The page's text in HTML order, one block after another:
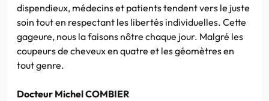
dispendieux, médecins et patients tendent vers le juste
soin tout en respectant les libertés individuelles. Cette
gageure, nous la faisons nôtre chaque jour. Malgré les
coupeurs de cheveux en quatre et les géomètres en
tout genre.
Docteur Michel COMBIER